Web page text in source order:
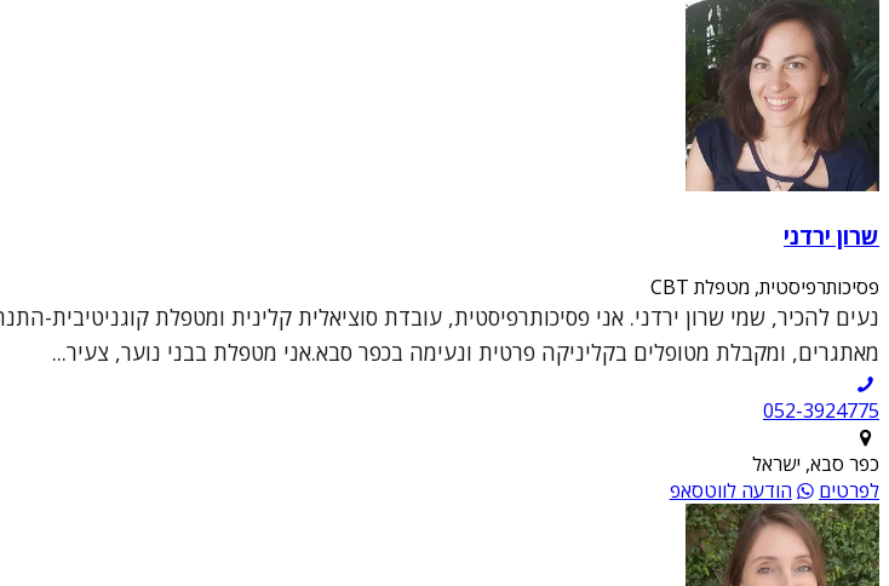
שרון ירדני
פסיכותרפיסטית, מטפלת CBT
מאתגרים, ומקבלת מטופלים בקליניקה פרטית ונעימה בכפר סבא.אני מטפלת בבני נוער, צעיר...
052-3924775
כפר סבא, ישראל
לפרטים
הודעה לווטסאפ